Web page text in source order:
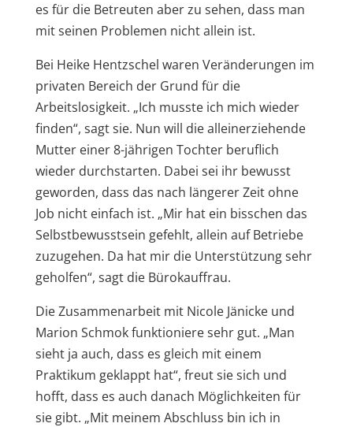
es für die Betreuten aber zu sehen, dass man
mit seinen Problemen nicht allein ist.
Bei Heike Hentzschel waren Veränderungen im
privaten Bereich der Grund für die
Arbeitslosigkeit. „Ich musste ich mich wieder
finden“, sagt sie. Nun will die alleinerziehende
Mutter einer 8-jährigen Tochter beruflich
wieder durchstarten. Dabei sei ihr bewusst
geworden, dass das nach längerer Zeit ohne
Job nicht einfach ist. „Mir hat ein bisschen das
Selbstbewusstsein gefehlt, allein auf Betriebe
zuzugehen. Da hat mir die Unterstützung sehr
geholfen“, sagt die Bürokauffrau.
Die Zusammenarbeit mit Nicole Jänicke und
Marion Schmok funktioniere sehr gut. „Man
sieht ja auch, dass es gleich mit einem
Praktikum geklappt hat“, freut sie sich und
hofft, dass es auch danach Möglichkeiten für
sie gibt. „Mit meinem Abschluss bin ich in